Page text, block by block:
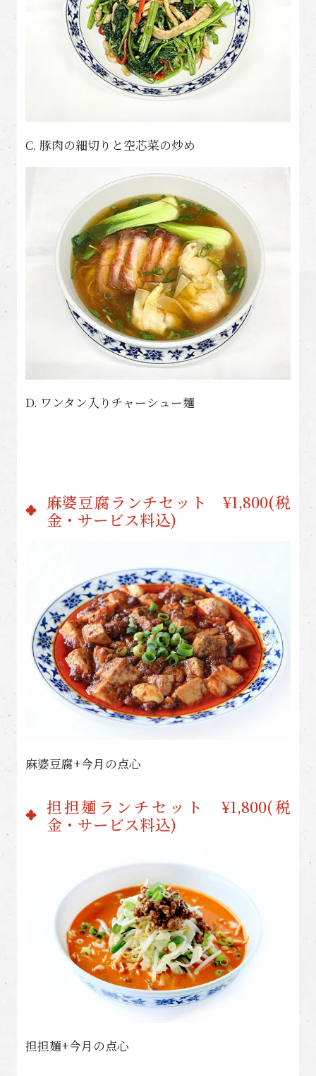
C. 豚肉の細切りと空芯菜の炒め
D. ワンタン入りチャーシュー麺
麻婆豆腐ランチセット ¥1,800(税
金・サービス料込)
麻婆豆腐+今月の点心
担担麺ランチセット ¥1,800(税
金・サービス料込)
担担麺+今月の点心